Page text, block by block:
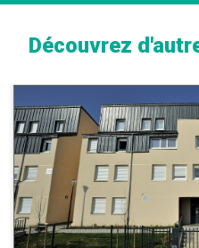
Découvrez